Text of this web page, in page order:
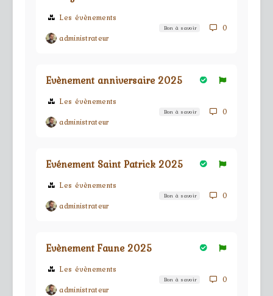
Les évènements
administrateur
Bon à savoir 0
Evènement anniversaire 2025
Les évènements
administrateur
Bon à savoir 0
Evénement Saint Patrick 2025
Les évènements
administrateur
Bon à savoir 0
Evènement Faune 2025
Les évènements
administrateur
Bon à savoir 0